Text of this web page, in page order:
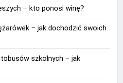
– kto ponosi winę?
– jak dochodzić swoich
szkolnych – jak